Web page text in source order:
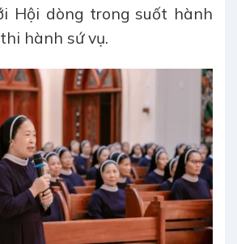
Hội dòng trong suốt hành
hành sứ vụ.